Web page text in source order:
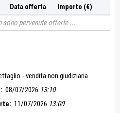
Data offerta
Importo (€)
sono pervenute offerte
- vendita non giudiziaria
08/07/2026 13:10
11/07/2026 13:00